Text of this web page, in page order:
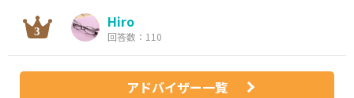
Hiro
回答数：110
アドバイザー一覧